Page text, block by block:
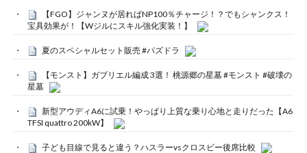
【FGO】ジャンヌが居ればNP100％チャージ！？でもシャンクス！
宝具効果が！【Wジルにスキル強化実装！】
夏のスペシャルセット販売 #パズドラ
【モンスト】ガブリエル編成 3選！ 桃源郷の星墓 #モンスト #破壊の
星墓
新型アウディA6に試乗！やっぱり上質な乗り心地と走りだった【A6
TFSI quattro 200kW】
子ども目線で見ると違う？ハスラーvsクロスビー後席比較